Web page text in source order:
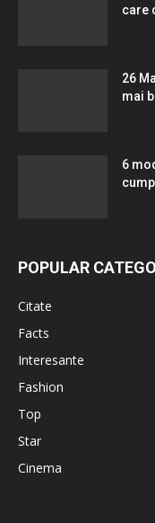
care
26
mai
6
POPULAR
Citate
Facts
Interesante
Fashion
Top
Star
Cinema